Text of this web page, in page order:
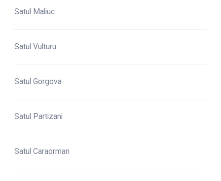
Satul Maliuc
Satul Vulturu
Satul Gorgova
Satul Partizani
Satul Caraorman